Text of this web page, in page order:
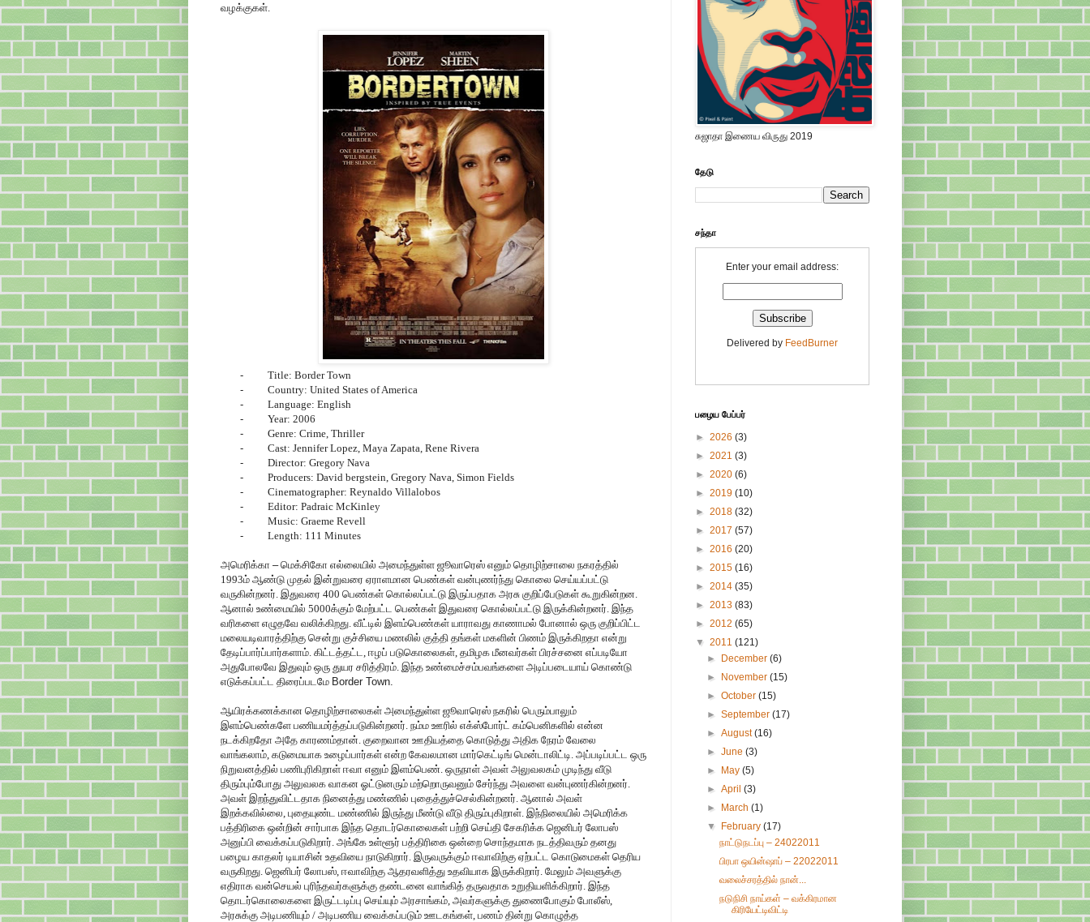
வழக்குகள்.
- Title: Border Town
-
Country: United States of America
-
Language: English
-
Year: 2006
-
Genre: Crime, Thriller
-
Cast: Jennifer Lopez, Maya Zapata, Rene Rivera
-
Director: Gregory Nava
-
Producers: David bergstein, Gregory Nava, Simon Fields
-
Cinematographer: Reynaldo Villalobos
-
Editor: Padraic McKinley
-
Music: Graeme Revell
-
Length: 111 Minutes
அமெரிக்கா –மெக்சிகோ எல்லையில் அமைந்துள்ள ஜூவாரெஸ் எனும் தொழிற்சாலை நகரத்தில்
1993ம் ஆண்டு முதல் இன்றுவரை ஏராளமான பெண்கள் வன்புணர்ந்து கொலை செய்யப்பட்டு
வருகின்றனர். இதுவரை 400 பெண்கள் கொல்லப்பட்டு இருப்பதாக அரசு குறிப்பேடுகள் கூறுகின்றன.
ஆனால் உண்மையில் 5000க்கும் மேற்பட்ட பெண்கள் இதுவரை கொல்லப்பட்டு இருக்கின்றனர். இந்த
வரிகளை எழுதவே வலிக்கிறது. வீட்டில் இளம்பெண்கள் யாராவது காணாமல் போனால் ஒரு குறிப்பிட்ட
மலையடிவாரத்திற்கு சென்று குச்சியை மணலில் குத்தி தங்கள் மகளின் பிணம் இருக்கிறதா என்று
தேடிப்பார்ப்பார்களாம். கிட்டத்தட்ட, ஈழப் படுகொலைகள், தமிழக மீனவர்கள் பிரச்சனை எப்படியோ
அதுபோலவே இதுவும் ஒரு துயர சரித்திரம். இந்த உண்மைச்சம்பவங்களை அடிப்படையாய் கொண்டு
எடுக்கப்பட்ட திரைப்படமே Border Town.
ஆயிரக்கணக்கான தொழிற்சாலைகள் அமைந்துள்ள ஜூவாரெஸ் நகரில் பெரும்பாலும்
இளம்பெண்களே பணியமர்த்தப்படுகின்றனர். நம்ம ஊரில் எக்ஸ்போர்ட் கம்பெனிகளில் என்ன
நடக்கிறதோ அதே காரணம்தான். குறைவான ஊதியத்தை கொடுத்து அதிக நேரம் வேலை
வாங்கலாம், கடுமையாக உழைப்பார்கள் என்ற கேவலமான மார்கெட்டிங் மென்டாலிட்டி. அப்படிப்பட்ட ஒரு
நிறுவனத்தில் பணிபுரிகிறாள் ஈவா எனும் இளம்பெண். ஒருநாள் அவள் அலுவலகம் முடிந்து வீடு
திரும்பும்போது அலுவலக வாகன ஓட்டுனரும் மற்றொருவனும் சேர்ந்து அவளை வன்புணர்கின்றனர்.
அவள் இறந்துவிட்டதாக நினைத்து மண்ணில் புதைத்துச்செல்கின்றனர். ஆனால் அவள்
இறக்கவில்லை, புதையுண்ட மண்ணில் இருந்து மீண்டு வீடு திரும்புகிறாள். இந்நிலையில் அமெரிக்க
பத்திரிகை ஒன்றின் சார்பாக இந்த தொடர்கொலைகள் பற்றி செய்தி சேகரிக்க ஜெனிபர் லோபஸ்
அனுப்பி வைக்கப்படுகிறார். அங்கே உள்ளூர் பத்திரிகை ஒன்றை சொந்தமாக நடத்திவரும் தனது
பழைய காதலர் டியாசின் உதவியை நாடுகிறார். இருவருக்கும் ஈவாவிற்கு ஏற்பட்ட கொடுமைகள் தெரிய
வருகிறது. ஜெனிபர் லோபஸ், ஈவாவிற்கு ஆதரவளித்து உதவியாக இருக்கிறார். மேலும் அவளுக்கு
எதிராக வன்செயல் புரிந்தவர்களுக்கு தண்டனை வாங்கித் தருவதாக உறுதியளிக்கிறார். இந்த
தொடர்கொலைகளை இருட்டடிப்பு செய்யும் அரசாங்கம், அவர்களுக்கு துணைபோகும் போலீஸ்,
அரசுக்கு அடிபணியும் / அடிபணிய வைக்கப்படும் ஊடகங்கள், பணம் தின்று கொழுத்த
சுஜாதா இணைய விருது 2019
தேடு
சந்தா
Enter your email address:
Delivered by FeedBurner
பழைய பேப்பர்
► 2026 (3)
► 2021 (3)
► 2020 (6)
► 2019 (10)
► 2018 (32)
► 2017 (57)
► 2016 (20)
► 2015 (16)
► 2014 (35)
► 2013 (83)
► 2012 (65)
▼ 2011 (121)
►
December(6)
►
November(15)
►October(15)
►September(17)
►August(16)
►June(3)
►
May(5)
►April(3)
►
March(1)
▼
February(17)
நாட்டுநடப்பு – 24022011
பிரபா ஒயின்ஷாப் – 22022011
வலைச்சரத்தில் நான்...
நடுநிசி நாய்கள் – வக்கிரமான
கிரியேட்டிவிட்டி